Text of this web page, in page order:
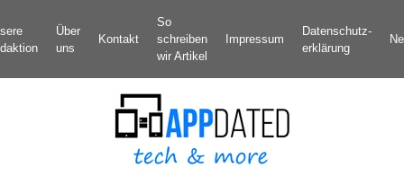
Inhalt
springen
Über
uns
Kontakt
So
schreiben
wir Artikel
Impressum
Datenschutz­
erklärung